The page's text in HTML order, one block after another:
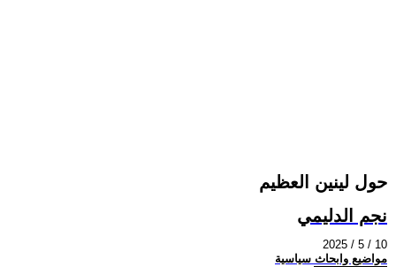
حول لينين العظيم
نجم الدليمي
2025 / 5 / 10
مواضيع وابحاث سياسية